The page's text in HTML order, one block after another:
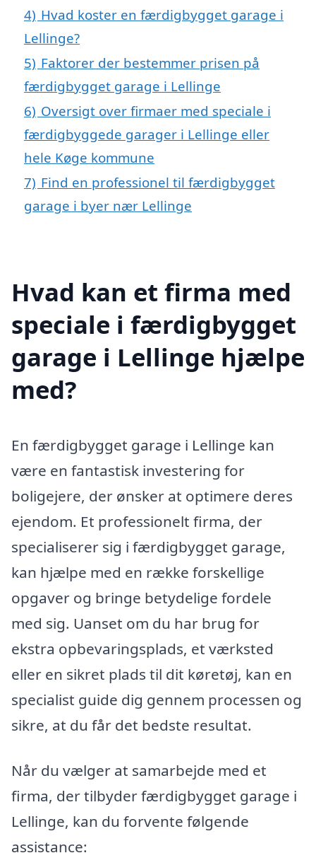
4) Hvad koster en færdigbygget garage i
Lellinge?
5) Faktorer der bestemmer prisen på
færdigbygget garage i Lellinge
6) Oversigt over firmaer med speciale i
færdigbyggede garager i Lellinge eller
hele Køge kommune
7) Find en professionel til færdigbygget
garage i byer nær Lellinge
Hvad kan et firma med
speciale i færdigbygget
garage i Lellinge hjælpe
med?
En færdigbygget garage i Lellinge kan
være en fantastisk investering for
boligejere, der ønsker at optimere deres
ejendom. Et professionelt firma, der
specialiserer sig i færdigbygget garage,
kan hjælpe med en række forskellige
opgaver og bringe betydelige fordele
med sig. Uanset om du har brug for
ekstra opbevaringsplads, et værksted
eller en sikret plads til dit køretøj, kan en
specialist guide dig gennem processen og
sikre, at du får det bedste resultat.
Når du vælger at samarbejde med et
firma, der tilbyder færdigbygget garage i
Lellinge, kan du forvente følgende
assistance: